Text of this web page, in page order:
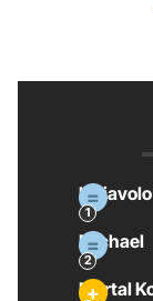
Il
Michael
Mortal